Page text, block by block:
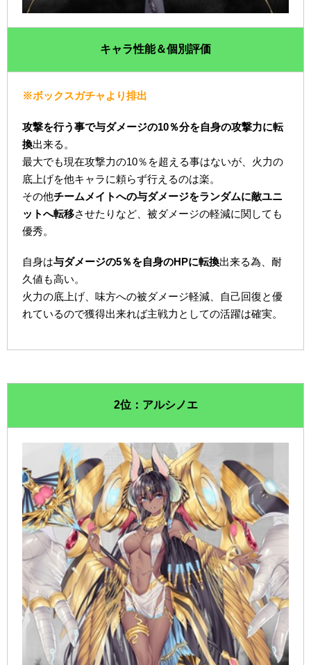
キャラ性能＆個別評価
※ボックスガチャより排出
攻撃を行う事で与ダメージの10％分を自身の攻撃力に転
換出来る。
最大でも現在攻撃力の10％を超える事はないが、火力の
底上げを他キャラに頼らず行えるのは楽。
その他チームメイトへの与ダメージをランダムに敵ユニ
ットへ転移させたりなど、被ダメージの軽減に関しても
優秀。
自身は与ダメージの5％を自身のHPに転換出来る為、耐
久値も高い。
火力の底上げ、味方への被ダメージ軽減、自己回復と優
れているので獲得出来れば主戦力としての活躍は確実。
2位：アルシノエ